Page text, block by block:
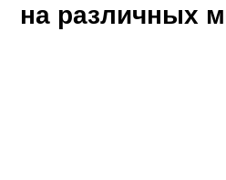
на различных